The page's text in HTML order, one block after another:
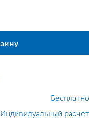
Бесплатно
Индивидуальный расчет